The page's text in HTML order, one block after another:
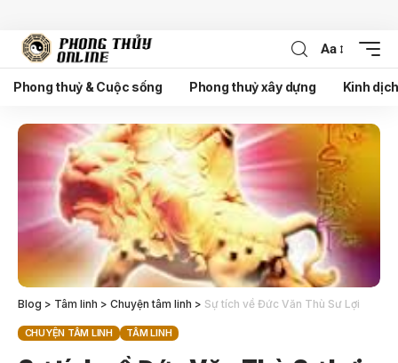
Aa
Phong thuỷ & Cuộc sống Phong thuỷ xây dựng Kinh
Blog > Tâm linh > Chuyện tâm linh > Sự tích về Đức Văn Thù Sư Lợi
CHUYỆN TÂM LINH TÂM LINH